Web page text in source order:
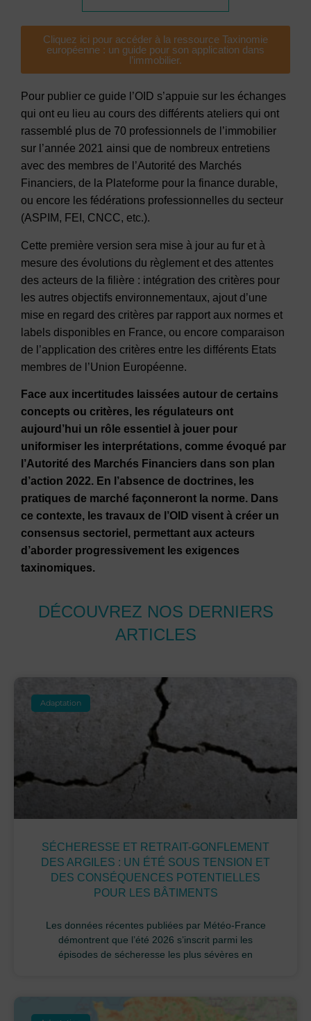
Cliquez ici pour accéder à la ressource Taxinomie
européenne : un guide pour son application dans
l’immobilier.
Pour publier ce guide l’OID s’appuie sur les échanges
qui ont eu lieu au cours des différents ateliers qui ont
rassemblé plus de 70 professionnels de l’immobilier
sur l’année 2021 ainsi que de nombreux entretiens
avec des membres de l’Autorité des Marchés
Financiers, de la Plateforme pour la finance durable,
ou encore les fédérations professionnelles du secteur
(ASPIM, FEI, CNCC, etc.).
Cette première version sera mise à jour au fur et à
mesure des évolutions du règlement et des attentes
des acteurs de la filière : intégration des critères pour
les autres objectifs environnementaux, ajout d’une
mise en regard des critères par rapport aux normes et
labels disponibles en France, ou encore comparaison
de l’application des critères entre les différents Etats
membres de l’Union Européenne.
Face aux incertitudes laissées autour de certains
concepts ou critères, les régulateurs ont
aujourd’hui un rôle essentiel à jouer pour
uniformiser les interprétations, comme évoqué par
l’Autorité des Marchés Financiers dans son plan
d’action 2022. En l’absence de doctrines, les
pratiques de marché façonneront la norme. Dans
ce contexte, les travaux de l’OID visent à créer un
consensus sectoriel, permettant aux acteurs
d’aborder progressivement les exigences
taxinomiques.
DÉCOUVREZ NOS DERNIERS
ARTICLES
Adaptation
SÉCHERESSE ET RETRAIT-GONFLEMENT
DES ARGILES : UN ÉTÉ SOUS TENSION ET
DES CONSÉQUENCES POTENTIELLES
POUR LES BÂTIMENTS
Les données récentes publiées par Météo-France
démontrent que l’été 2026 s’inscrit parmi les
épisodes de sécheresse les plus sévères en